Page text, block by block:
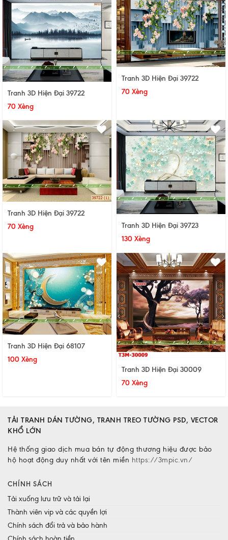
Tranh 3D Hiện Đại 39722
70 Xèng
Tranh 3D Hiện Đại 39722
70 Xèng
Tranh 3D Hiện Đại 39722
70 Xèng
Tranh 3D Hiện Đại 39723
130 Xèng
Tranh 3D Hiện Đại 68107
100 Xèng
Tranh 3D Hiện Đại 30009
70 Xèng
TẢI TRANH DÁN TƯỜNG, TRANH TREO TƯỜNG PSD, VECTOR
KHỔ LỚN
Hệ thống giao dịch mua bán tự động thương hiệu được bảo
hộ hoạt động duy nhất với tên miền https://3mpic.vn/
CHÍNH SÁCH
Tải xuống lưu trữ và tải lại
Thành viên vip và các quyền lợi
Chính sách đổi trả và bảo hành